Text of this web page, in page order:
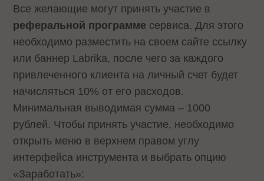
Все желающие могут принять участие в
реферальной программе сервиса. Для этого
необходимо разместить на своем сайте ссылку
или баннер Labrika, после чего за каждого
привлеченного клиента на личный счет будет
начисляться 10% от его расходов.
Минимальная выводимая сумма – 1000
рублей. Чтобы принять участие, необходимо
открыть меню в верхнем правом углу
интерфейса инструмента и выбрать опцию
«Заработать»: